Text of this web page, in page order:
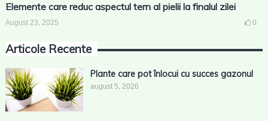
Elemente care reduc aspectul tern al pielii la finalul zilei
August 23, 2025 0
Articole Recente
Plante care pot înlocui cu succes gazonul
august 5, 2026